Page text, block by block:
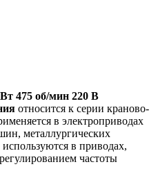
475 об/мин 220 В
относится к серии краново-
в электроприводах
металлургических
в приводах,
частоты